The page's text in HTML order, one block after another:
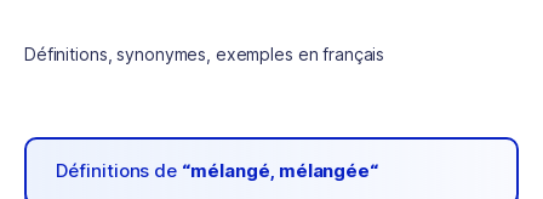
Définitions, synonymes, exemples en français
Définitions de “mélangé, mélangée“